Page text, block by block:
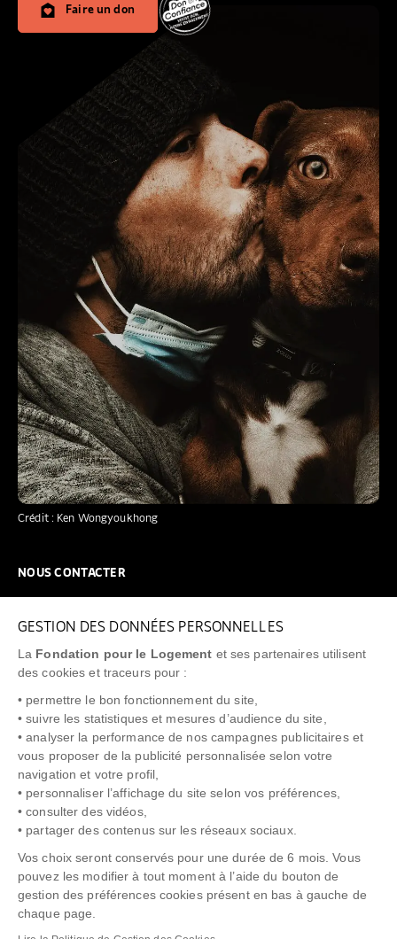
GESTION DES DONNÉES PERSONNELLES
La Fondation pour le Logement et ses partenaires utilisent
des cookies et traceurs pour :
• permettre le bon fonctionnement du site,
• suivre les statistiques et mesures d’audience du site,
• analyser la performance de nos campagnes publicitaires et
vous proposer de la publicité personnalisée selon votre
navigation et votre profil,
• personnaliser l’affichage du site selon vos préférences,
• consulter des vidéos,
• partager des contenus sur les réseaux sociaux.
Vos choix seront conservés pour une durée de 6 mois. Vous
pouvez les modifier à tout moment à l’aide du bouton de
gestion des préférences cookies présent en bas à gauche de
chaque page.
Crédit : Ken Wongyoukhong
Faire un don
NOUS CONTACTER
FAQ
NEWSLETTER
"Allô Prévention Expulsion" 0805 299 049